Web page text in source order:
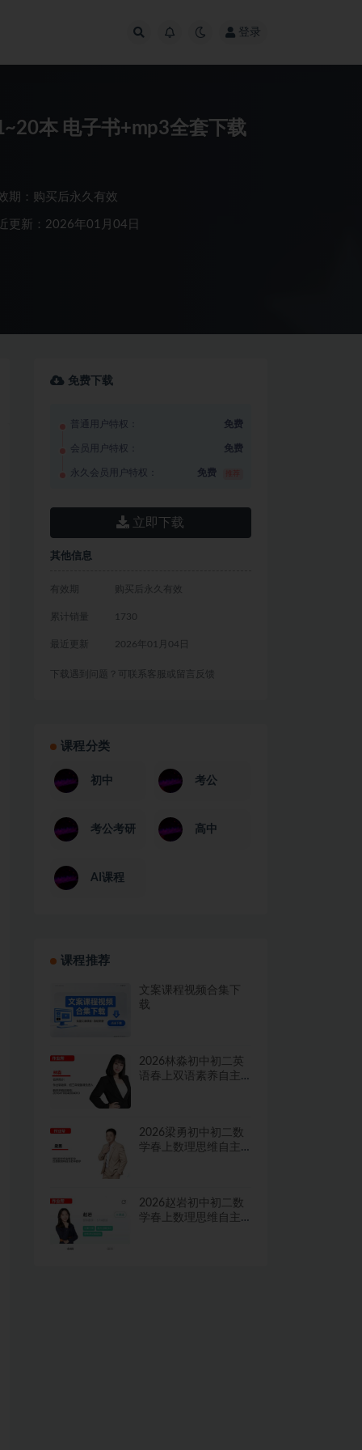
登录
本 电子书+mp3全套下载
期：购买后永久有效
更新：2026年01月04日
免费下载
普通用户特权： 免费
会员用户特权： 免费
永久会员用户特权： 免费
立即下载
其他信息
有效期 购买后永久有效
累计销量 1730
最近更新 2026年01月04日
下载遇到问题？可联系客服或留言反馈
课程分类
初中 考公
考公考研 高中
AI课程
课程推荐
文案课程视频合集下
载
2026林淼初中初二英
语春上双语素养自主
2026梁勇初中初二数
学春上数理思维自主
2026赵岩初中初二数
学春上数理思维自主